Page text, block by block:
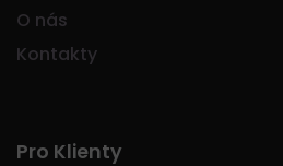
O nás
Kontakty
Pro Klienty